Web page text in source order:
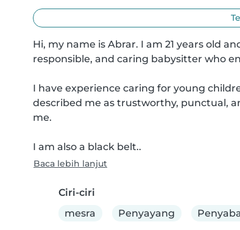
Hi, my name is Abrar. I am 21 years old
responsible, and caring babysitter who
I have experience caring for young
described me as trustworthy, punctual,
me.
I am also a black belt..
Baca lebih lanjut
Ciri-ciri
mesra
Penyayang